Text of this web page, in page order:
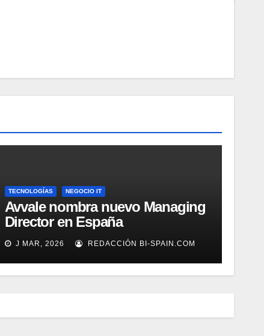
TECNOLOGÍAS NEGOCIO IT
Avvale nombra nuevo Managing
Director en España
J MAR, 2026 REDACCIÓN BI-SPAIN.COM